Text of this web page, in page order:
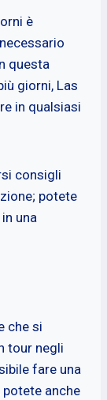
è
questa
giorni, Las
in qualsiasi
consigli
potete
una
che si
tour negli
fare una
anche